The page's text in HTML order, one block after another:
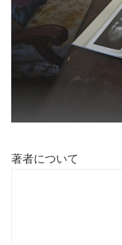
著者について